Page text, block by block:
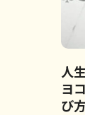
人
ヨ
び